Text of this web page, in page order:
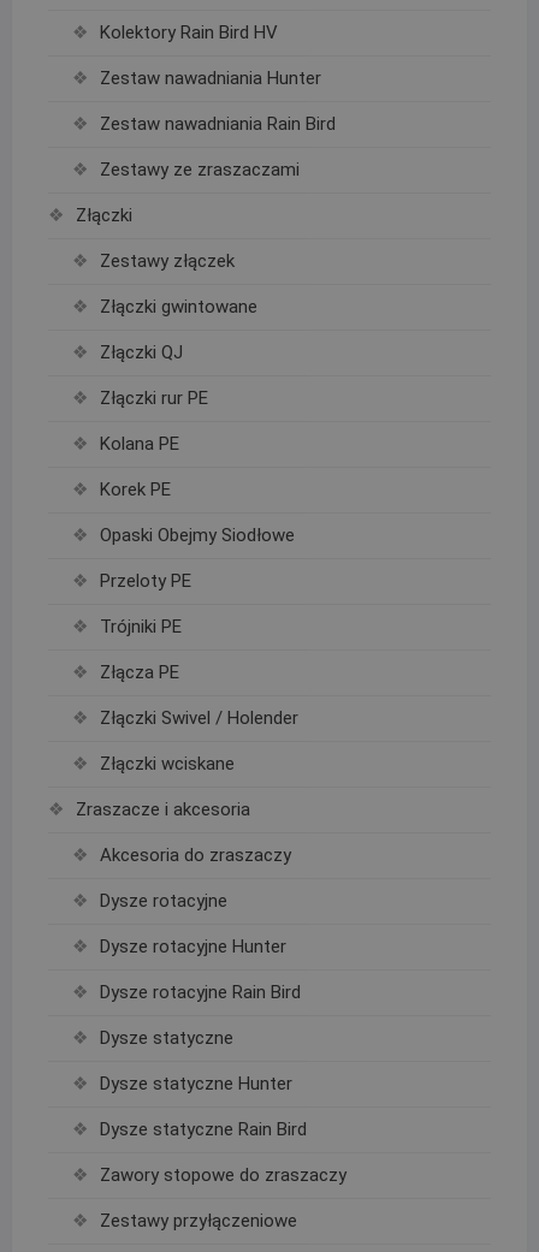
Kolektory Rain Bird HV
Zestaw nawadniania Hunter
Zestaw nawadniania Rain Bird
Zestawy ze zraszaczami
Złączki
Zestawy złączek
Złączki gwintowane
Złączki QJ
Złączki rur PE
Kolana PE
Korek PE
Opaski Obejmy Siodłowe
Przeloty PE
Trójniki PE
Złącza PE
Złączki Swivel / Holender
Złączki wciskane
Zraszacze i akcesoria
Akcesoria do zraszaczy
Dysze rotacyjne
Dysze rotacyjne Hunter
Dysze rotacyjne Rain Bird
Dysze statyczne
Dysze statyczne Hunter
Dysze statyczne Rain Bird
Zawory stopowe do zraszaczy
Zestawy przyłączeniowe